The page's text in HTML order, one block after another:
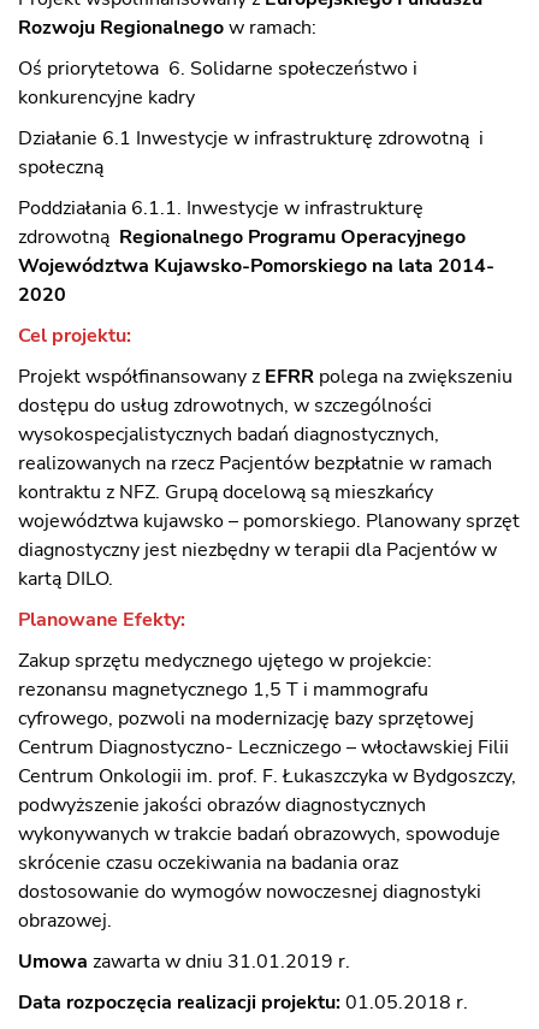
Rozwoju Regionalnegow ramach:
Oś priorytetowa 6. Solidarne społeczeństwo i
konkurencyjne kadry
Działanie 6.1 Inwestycje w infrastrukturę zdrowotną i
społeczną
Poddziałania 6.1.1. Inwestycje w infrastrukturę
zdrowotną Regionalnego Programu Operacyjnego
Województwa Kujawsko-Pomorskiego na lata 2014-
2020
Cel projektu:
Projekt współfinansowany z EFRR polega na zwiększeniu
dostępu do usług zdrowotnych, w szczególności
wysokospecjalistycznych badań diagnostycznych,
realizowanych na rzecz Pacjentów bezpłatnie w ramach
kontraktu z NFZ. Grupą docelową są mieszkańcy
województwa kujawsko – pomorskiego. Planowany sprzęt
diagnostyczny jest niezbędny w terapii dla Pacjentów w
kartą DILO.
Planowane Efekty:
Zakup sprzętu medycznego ujętego w projekcie:
rezonansu magnetycznego 1,5 T i mammografu
cyfrowego, pozwoli na modernizację bazy sprzętowej
Centrum Diagnostyczno- Leczniczego – włocławskiej Filii
Centrum Onkologii im. prof. F. Łukaszczyka w Bydgoszczy,
podwyższenie jakości obrazów diagnostycznych
wykonywanych w trakcie badań obrazowych, spowoduje
skrócenie czasu oczekiwania na badania oraz
dostosowanie do wymogów nowoczesnej diagnostyki
obrazowej.
Umowa zawarta w dniu 31.01.2019 r.
Data rozpoczęcia realizacji projektu:01.05.2018 r.